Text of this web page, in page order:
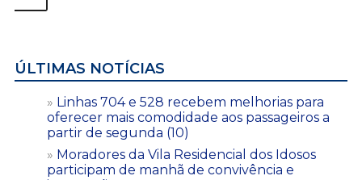
ÚLTIMAS NOTÍCIAS
Linhas 704 e 528 recebem melhorias para
oferecer mais comodidade aos passageiros a
partir de segunda (10)
Moradores da Vila Residencial dos Idosos
participam de manhã de convivência e